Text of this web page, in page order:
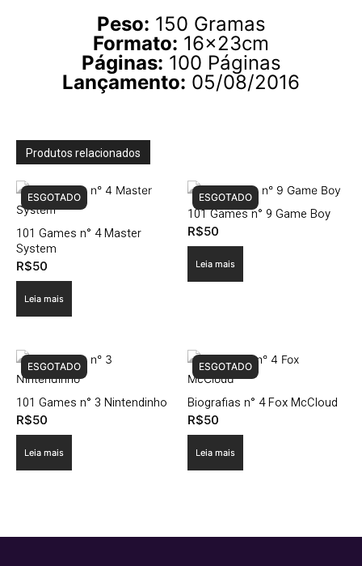
Peso: 150 Gramas
Formato: 16x23cm
Páginas: 100 Páginas
Lançamento: 05/08/2016
Produtos relacionados
ESGOTADO
101 Games n° 4 Master
System
R$50
Leia mais
ESGOTADO
101 Games n° 9 Game Boy
R$50
Leia mais
ESGOTADO
101 Games n° 3 Nintendinho
R$50
Leia mais
ESGOTADO
Biografias n° 4 Fox McCloud
R$50
Leia mais